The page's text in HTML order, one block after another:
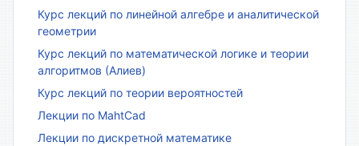
Курс лекций по линейной алгебре и аналитической
геометрии
Курс лекций по математической логике и теории
алгоритмов (Алиев)
Курс лекций по теории вероятностей
Лекции по MahtCad
Лекции по дискретной математике